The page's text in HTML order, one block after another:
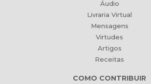
Áudio
Livraria Virtual
Mensagens
Virtudes
Artigos
Receitas
COMO CONTRIBUIR